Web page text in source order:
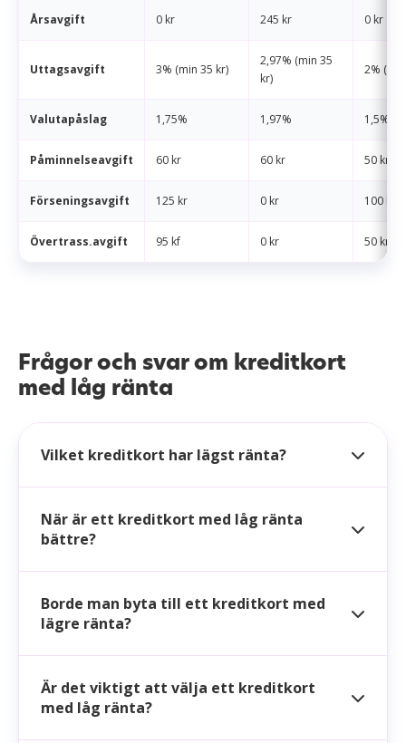
Årsavgift 0 kr 245 kr 0 kr
Uttagsavgift 3% (min 35 kr)
2,97% (min 35
kr)
2%
Valutapåslag 1,75% 1,97% 1,5%
Påminnelseavgift 60 kr 60 kr 50 kr
Förseningsavgift 125 kr 0 kr 100 kr
Övertrass.avgift 95 kf 0 kr 50 kr
Frågor och svar om kreditkort
med låg ränta
Vilket kreditkort har lägst ränta?
När är ett kreditkort med låg ränta
bättre?
Borde man byta till ett kreditkort med
lägre ränta?
Är det viktigt att välja ett kreditkort
med låg ränta?